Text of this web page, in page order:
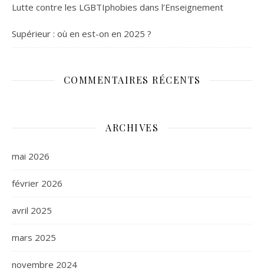
Lutte contre les LGBTIphobies dans l’Enseignement
Supérieur : où en est-on en 2025 ?
COMMENTAIRES RÉCENTS
ARCHIVES
mai 2026
février 2026
avril 2025
mars 2025
novembre 2024